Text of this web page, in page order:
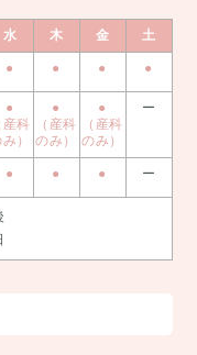
水 木 金 土
● ● ● ●
●
産科
）
●
（産科
のみ）
●
（産科
のみ）
ー
● ● ● ー